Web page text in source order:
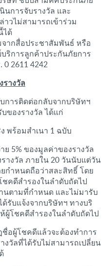
นการจับรางวัล และ
วไม่สามารถเข้าร่วม
ได้
จากสื่อประชาสัมพันธ์ หรือ
ริการลูกค้าประกันภัยการ
2611 4242
รางวัล
การติดต่อกลับจากบริษัทฯ
ของรางวัล ได้แก่
พร้อมสำเนา 1 ฉบับ
5% ของมูลค่าของรางวัล
างวัล ภายใน 20 วันนับแต่วัน
กำหนดถือว่าสละสิทธิ์ โดย
คดีสำรองในลำดับถัดไป
นตามที่กำหนด และไม่มารับ
รับแจ้งจากบริษัทฯ ทางบริ
ผู้โชคดีสำรองในลำดับถัดไป
อผู้โชคดีแล้วจะต้องทำการ
วัลที่ได้รับไม่สามารถเปลี่ยน